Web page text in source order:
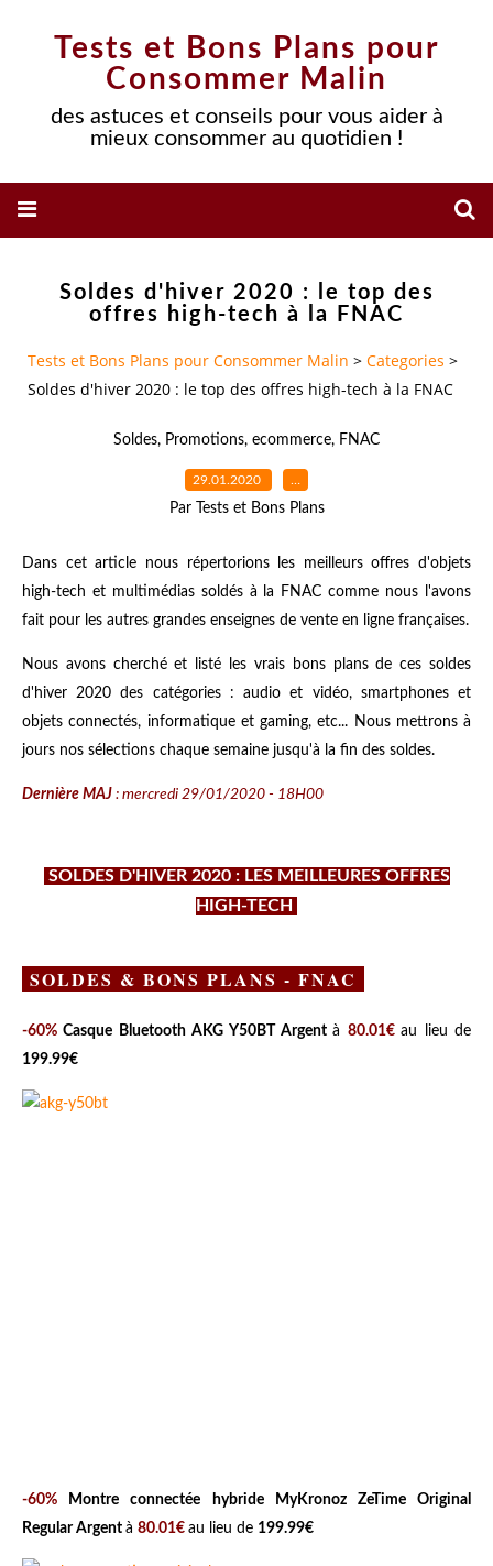
Tests et Bons Plans pour
Consommer Malin
des astuces et conseils pour vous aider à
mieux consommer au quotidien !
Soldes d'hiver 2020 : le top des
offres high-tech à la FNAC
Tests et Bons Plans pour Consommer Malin > Categories >
Soldes d'hiver 2020 : le top des offres high-tech à la FNAC
Soldes, Promotions, ecommerce, FNAC
29.01.2020 …
Par Tests et Bons Plans
Dans cet article nous répertorions les meilleurs offres d'objets
high-tech et multimédias soldés à la FNAC comme nous l'avons
fait pour les autres grandes enseignes de vente en ligne françaises.
Nous avons cherché et listé les vrais bons plans de ces soldes
d'hiver 2020 des catégories : audio et vidéo, smartphones et
objets connectés, informatique et gaming, etc... Nous mettrons à
jours nos sélections chaque semaine jusqu'à la fin des soldes.
Dernière MAJ : mercredi 29/01/2020 - 18H00
SOLDES D'HIVER 2020 : LES MEILLEURES OFFRES
HIGH-TECH
SOLDES & BONS PLANS - FNAC
-60% Casque Bluetooth AKG Y50BT Argent à 80.01€ au lieu de
199.99€
-60%
Montre connectée hybride MyKronoz ZeTime Original
Regular Argent à 80.01€ au lieu de 199.99€